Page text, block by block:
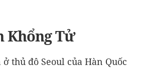
Khổng Tử
thủ đô Seoul của Hàn Quốc